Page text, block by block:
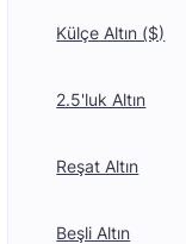
Külçe Altın ($)
2.5'luk Altın
Reşat Altın
Beşli Altın